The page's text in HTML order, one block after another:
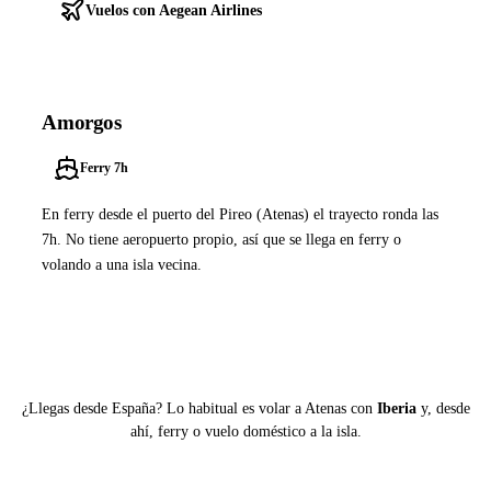
Vuelos con Aegean Airlines
Amorgos
Ferry 7h
En ferry desde el puerto del Pireo (Atenas) el trayecto ronda las
7h. No tiene aeropuerto propio, así que se llega en ferry o
volando a una isla vecina.
¿Llegas desde España? Lo habitual es volar a Atenas con Iberiay, desde
ahí, ferry o vuelo doméstico a la isla.